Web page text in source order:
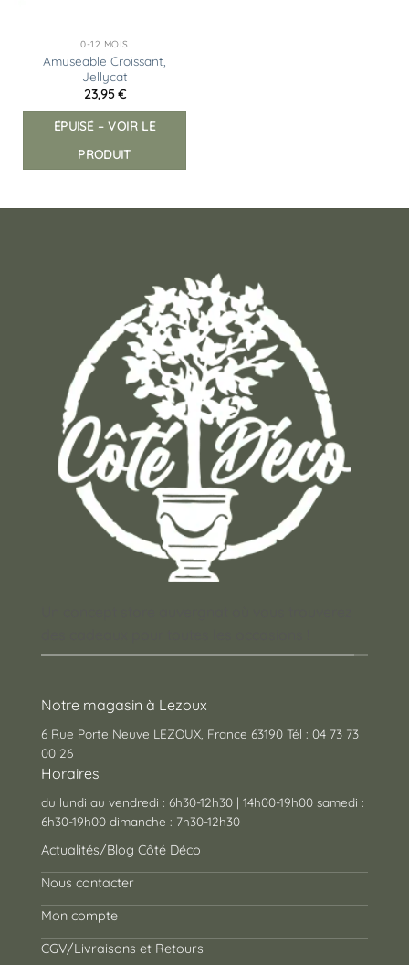
0-12 MOIS
Amuseable Croissant,
Jellycat
23,95€
ÉPUISÉ – VOIR LE
PRODUIT
Notre magasin à Lezoux
6 Rue Porte Neuve LEZOUX, France 63190 Tél : 04 73 73
00 26
Horaires
du lundi au vendredi : 6h30-12h30 | 14h00-19h00 samedi :
6h30-19h00 dimanche : 7h30-12h30
Actualités/Blog Côté Déco
Nous contacter
Mon compte
CGV/Livraisons et Retours